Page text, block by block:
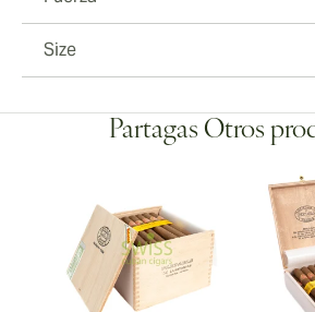
Size
Partagas Otros